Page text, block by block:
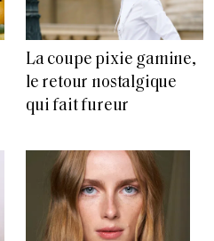
La coupe pixie gamine,
le retour nostalgique
qui fait fureur